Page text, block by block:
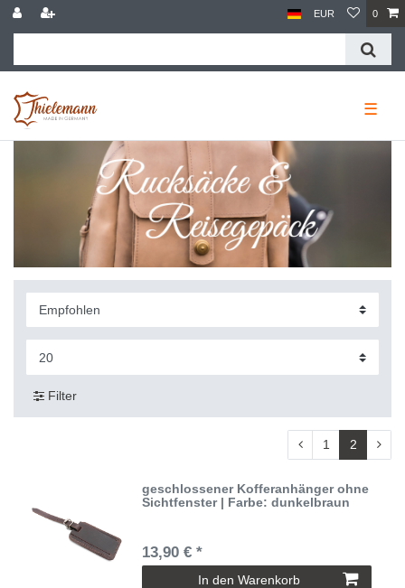
EUR 0
☰
Filter
1 2
geschlossener Kofferanhänger ohne
Sichtfenster | Farbe: dunkelbraun
13,90 € *
In den Warenkorb